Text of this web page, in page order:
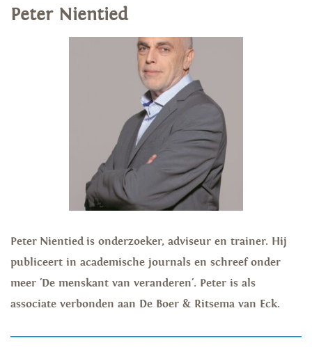
Peter Nientied
Peter Nientied is onderzoeker, adviseur en trainer. Hij
publiceert in academische journals en schreef onder
meer 'De menskant van veranderen'. Peter is als
associate verbonden aan De Boer & Ritsema van Eck.